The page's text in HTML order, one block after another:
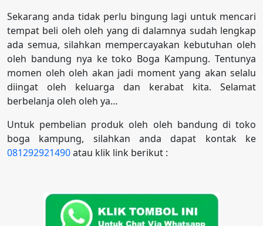
Sekarang anda tidak perlu bingung lagi untuk mencari
tempat beli oleh oleh yang di dalamnya sudah lengkap
ada semua, silahkan mempercayakan kebutuhan oleh
oleh bandung nya ke toko Boga Kampung. Tentunya
momen oleh oleh akan jadi moment yang akan selalu
diingat oleh keluarga dan kerabat kita. Selamat
berbelanja oleh oleh ya…
Untuk pembelian produk oleh oleh bandung di toko
boga kampung, silahkan anda dapat kontak ke
081292921490atau klik link berikut :